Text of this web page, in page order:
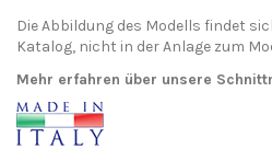
Die Abbildung des Modells findet
Katalog, nicht in der Anlage zum
Mehr erfahren über unsere